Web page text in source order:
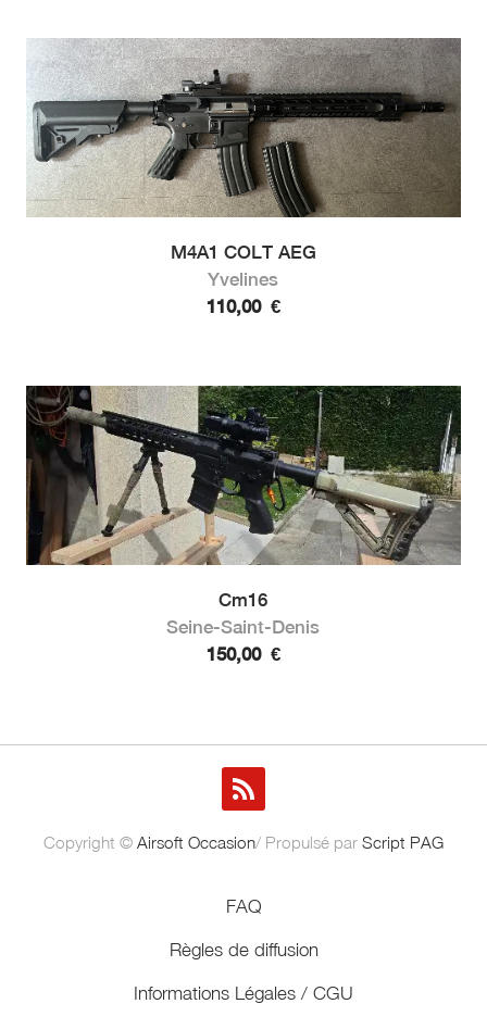
M4A1 COLT AEG
Yvelines
110,00 €
Cm16
Seine-Saint-Denis
150,00 €
Copyright © Airsoft Occasion/ Propulsé par Script PAG
FAQ
Règles de diffusion
Informations Légales / CGU